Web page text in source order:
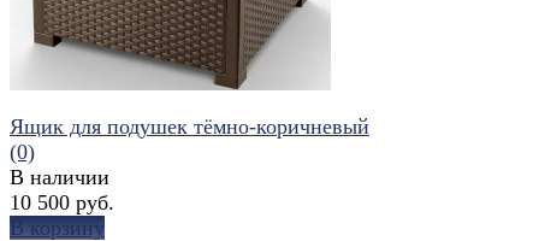
Ящик для подушек тёмно-коричневый
(0)
В наличии
10 500 руб.
В корзину